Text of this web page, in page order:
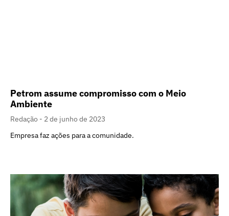
Petrom assume compromisso com o Meio
Ambiente
Redação
2 de junho de 2023
Empresa faz ações para a comunidade.